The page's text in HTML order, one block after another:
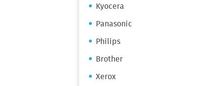
Kyocera
Panasonic
Philips
Brother
Xerox